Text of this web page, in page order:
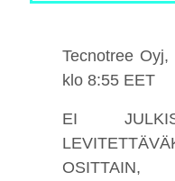
Tecnotree
klo 8:55 EET
EI